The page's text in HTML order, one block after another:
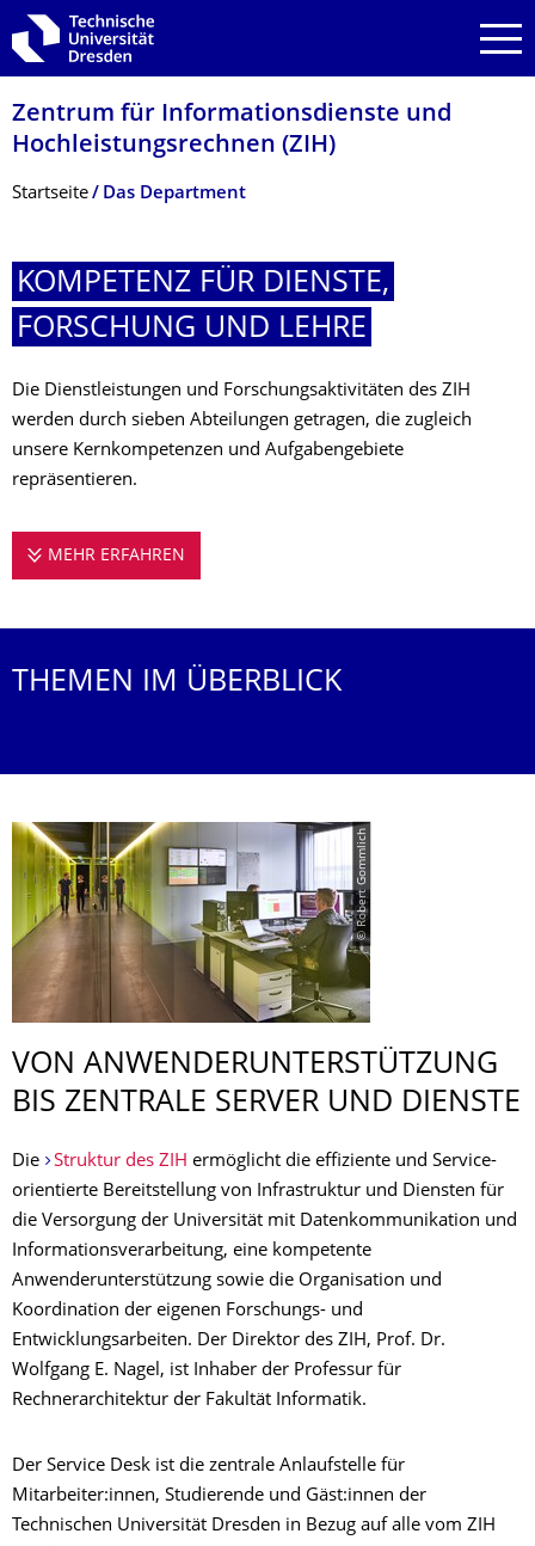
Zur Hauptnavigation springen
Zur Suche springen
Zum Inhalt springen
Zentrum für Informations­dienste und
Hochleistungs­rechnen (ZIH)
Breadcrumb-Menü
Startseite Das Department
KOMPETENZ FÜR DIENSTE,
FORSCHUNG UND LEHRE
Die Dienstleistungen und Forschungsaktivitäten des ZIH
werden durch sieben Abteilungen getragen, die zugleich
unsere Kernkompetenzen und Aufgabengebiete
repräsentieren.
MEHR ERFAHREN
THEMEN IM ÜBERBLICK
© Robert Gommlich
VON ANWENDERUNTER­STÜTZUNG
BIS ZENTRALE SERVER UND DIENSTE
Die Struktur des ZIH ermöglicht die effiziente und Service-
orientierte Bereitstellung von Infrastruktur und Diensten für
die Versorgung der Universität mit Datenkommunikation und
Informationsverarbeitung, eine kompetente
Anwenderunterstützung sowie die Organisation und
Koordination der eigenen Forschungs- und
Entwicklungsarbeiten. Der Direktor des ZIH, Prof. Dr.
Wolfgang E. Nagel, ist Inhaber der Professur für
Rechnerarchitektur der Fakultät Informatik.
Der Service Desk ist die zentrale Anlaufstelle für
Mitarbeiter:innen, Studierende und Gäst:innen der
Technischen Universität Dresden in Bezug auf alle vom ZIH